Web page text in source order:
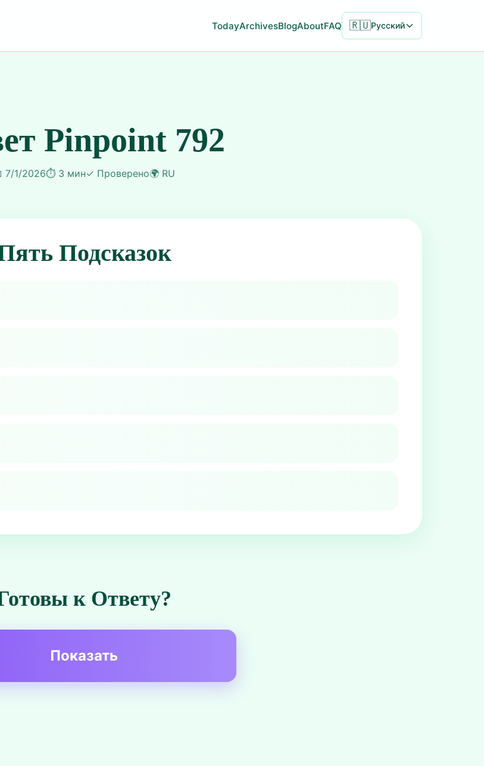
TodayArchivesBlogAboutFAQ 🇷🇺Русский
Pinpoint 792
7/1/2026⏱️ 3 мин✓ Проверено🌍 RU
Подсказок
к Ответу?
Показать